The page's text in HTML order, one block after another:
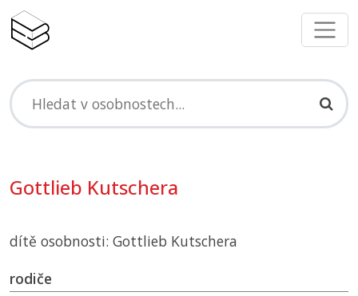
Gottlieb Kutschera
dítě osobnosti: Gottlieb Kutschera
rodiče